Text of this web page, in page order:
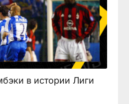
в истории Лиги